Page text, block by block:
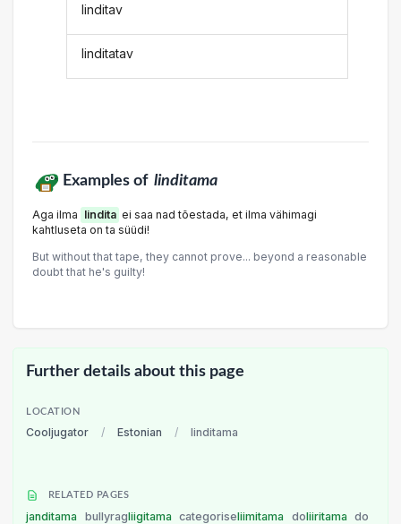
linditav
linditatav
Examples of linditama
Aga ilma lindita ei saa nad tõestada, et ilma vähimagi
kahtluseta on ta süüdi!
But without that tape, they cannot prove... beyond a reasonable
doubt that he's guilty!
Further details about this page
LOCATION
Cooljugator / Estonian / linditama
RELATED PAGES
janditama bullyragliigitama categoriseliimitama doliiritama
do